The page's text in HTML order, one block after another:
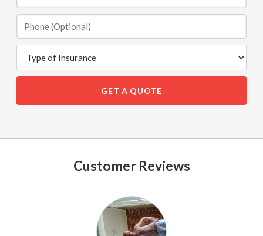
GET A QUOTE
Customer Reviews